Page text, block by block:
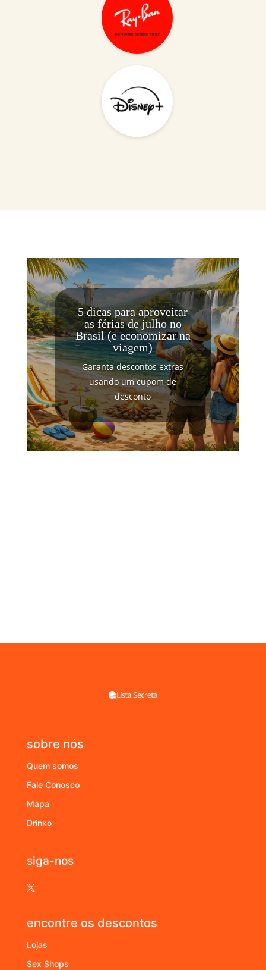
5 dicas para aproveitar
as férias de julho no
Brasil (e economizar na
viagem)
Garanta descontos extras
usando um cupom de
desconto
sobre nós
Quem somos
Fale Conosco
Mapa
Drinko
siga-nos

encontre os descontos
Lojas
Sex Shops